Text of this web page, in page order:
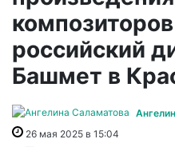
российский
Башмет в
26 мая 2025 в 15:04